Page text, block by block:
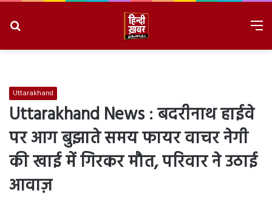
Uttarakhand
Uttarakhand News : बदरीनाथ हाईवे
पर आग बुझाते समय फायर वाचर नेगी
की खाई में गिरकर मौत, परिवार ने उठाई
आवाज़